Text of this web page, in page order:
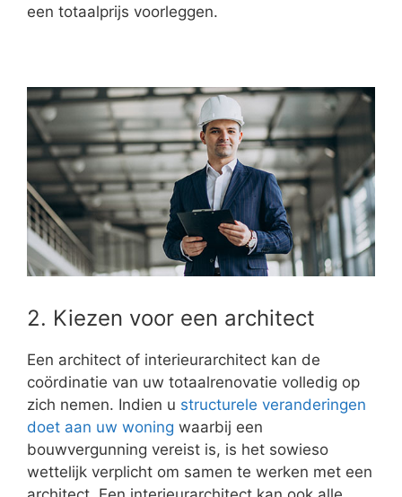
een totaalprijs voorleggen.
2. Kiezen voor een architect
Een architect of interieurarchitect kan de
coördinatie van uw totaalrenovatie volledig op
zich nemen. Indien u structurele veranderingen
doet aan uw woning waarbij een
bouwvergunning vereist is, is het sowieso
wettelijk verplicht om samen te werken met een